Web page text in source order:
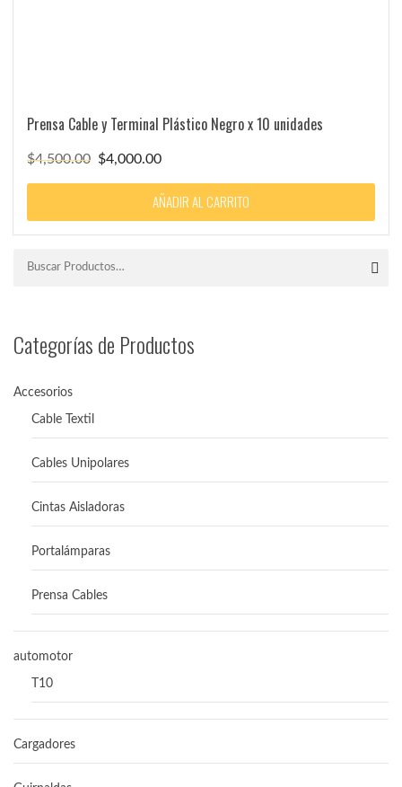
Prensa Cable y Terminal Plástico Negro x 10 unidades
$4,500.00
El$4,000.00El
actual
es:
AÑADIR AL CARRITO
Categorías de Productos
Accesorios
Cable Textil
Cables Unipolares
Cintas Aisladoras
Portalámparas
Prensa Cables
automotor
T10
Cargadores